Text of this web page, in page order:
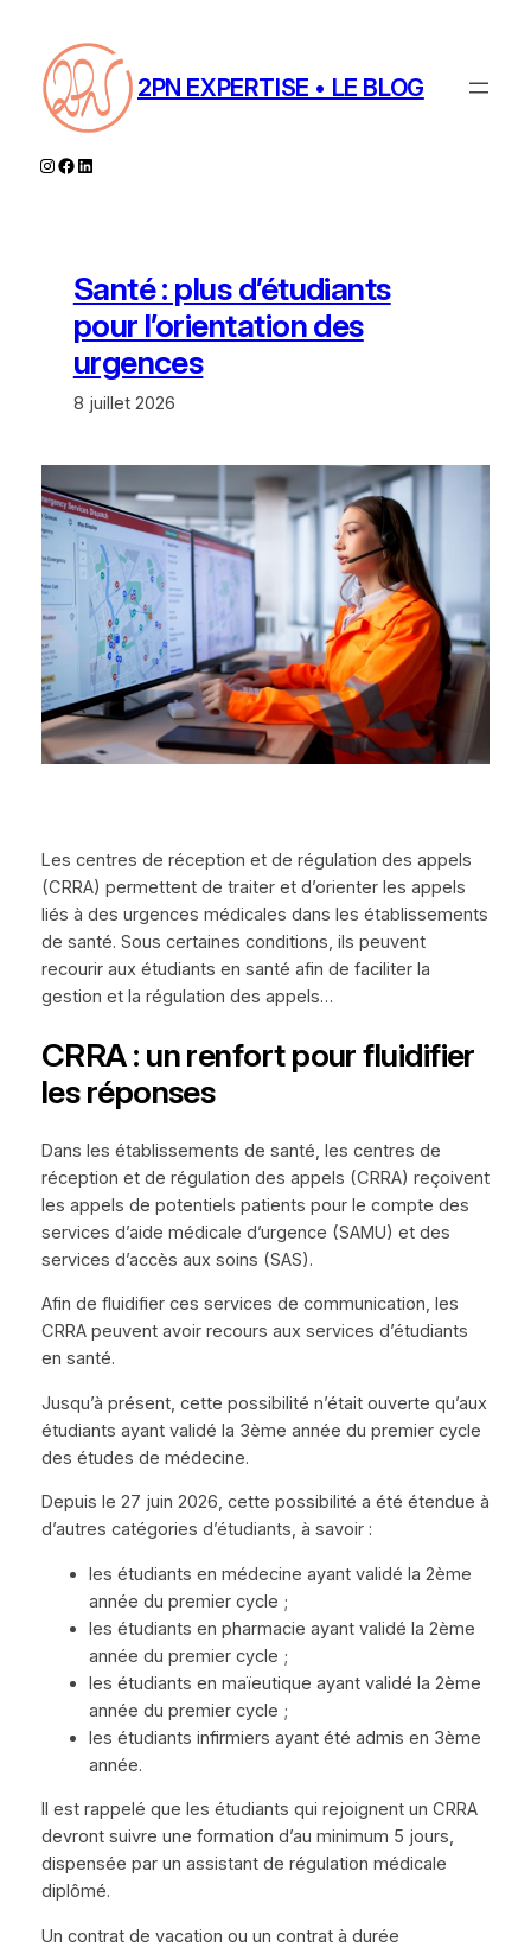
contenu
2PN EXPERTISE • LE BLOG
Instagram
Facebook
LinkedIn
Santé : plus d’étudiants
pour l’orientation des
urgences
8 juillet 2026
Les centres de réception et de régulation des appels
(CRRA) permettent de traiter et d’orienter les appels
liés à des urgences médicales dans les établissements
de santé. Sous certaines conditions, ils peuvent
recourir aux étudiants en santé afin de faciliter la
gestion et la régulation des appels…
CRRA : un renfort pour fluidifier
les réponses
Dans les établissements de santé, les centres de
réception et de régulation des appels (CRRA) reçoivent
les appels de potentiels patients pour le compte des
services d’aide médicale d’urgence (SAMU) et des
services d’accès aux soins (SAS).
Afin de fluidifier ces services de communication, les
CRRA peuvent avoir recours aux services d’étudiants
en santé.
Jusqu’à présent, cette possibilité n’était ouverte qu’aux
étudiants ayant validé la 3ème année du premier cycle
des études de médecine.
Depuis le 27 juin 2026, cette possibilité a été étendue à
d’autres catégories d’étudiants, à savoir :
les étudiants en médecine ayant validé la 2ème
année du premier cycle ;
les étudiants en pharmacie ayant validé la 2ème
année du premier cycle ;
les étudiants en maïeutique ayant validé la 2ème
année du premier cycle ;
les étudiants infirmiers ayant été admis en 3ème
année.
Il est rappelé que les étudiants qui rejoignent un CRRA
devront suivre une formation d’au minimum 5 jours,
dispensée par un assistant de régulation médicale
diplômé.
Un contrat de vacation ou un contrat à durée